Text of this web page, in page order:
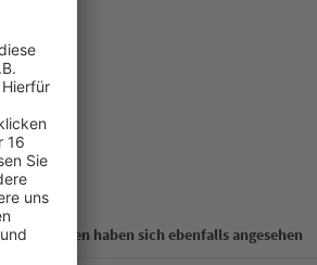
Kunden haben sich ebenfalls angesehen